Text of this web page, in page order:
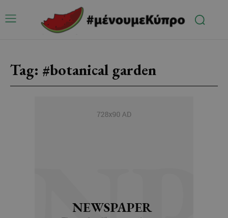
Tag: #botanical garden